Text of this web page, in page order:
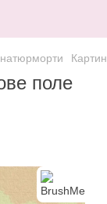
натюрморти
поле